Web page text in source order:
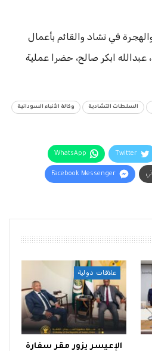
في تشاد والقائم بأعمال
عبدالله ابكر صالح، حضرا عملية
السلطات التشادية وكالة الأنباء السودانية
Twitter
WhatsApp
Facebook Messenger
علاقات دولية
الإعيسر يزور مقر سفارة